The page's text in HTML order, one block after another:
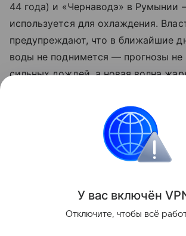
44 года) и «Чернаводэ» в Румынии
используется для охлаждения.
предупреждают, что в ближайшие
воды не поднимется — прогнозы
сильных дождей, а новая волна
Читайте также нашустатьюо том,
Атлантическом океане нашли
Климат
У вас включён VP
Отключите, чтобы всё